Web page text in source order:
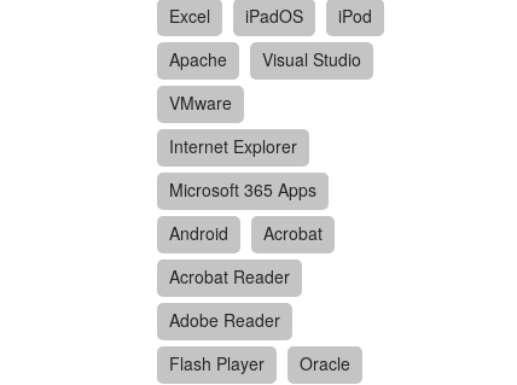
Excel
iPadOS
iPod
Apache
Visual Studio
VMware
Internet Explorer
Microsoft 365 Apps
Android
Acrobat
Acrobat Reader
Adobe Reader
Flash Player
Oracle